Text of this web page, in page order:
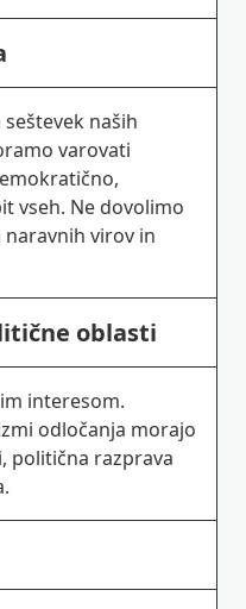
naših
varovati
vseh. Ne dovolimo
virov in
oblasti
interesom.
odločanja morajo
politična razprava